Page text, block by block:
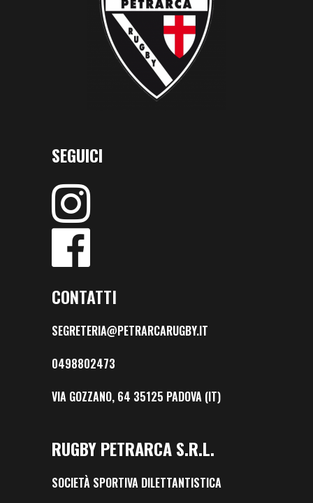
SEGUICI
CONTATTI
SEGRETERIA@PETRARCARUGBY.IT
0498802473
VIA GOZZANO, 64 35125 PADOVA (IT)
RUGBY PETRARCA S.R.L.
SOCIETÀ SPORTIVA DILETTANTISTICA